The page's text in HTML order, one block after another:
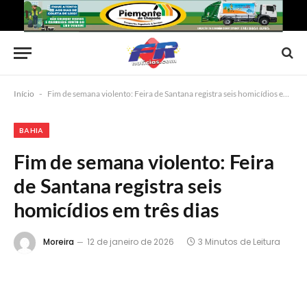
Início - Fim de semana violento: Feira de Santana registra seis homicídios em três dias
BAHIA
Fim de semana violento: Feira
de Santana registra seis
homicídios em três dias
Moreira 12 de janeiro de 2026 3 Minutos de Leitura